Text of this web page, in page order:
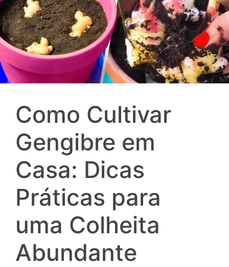
Como Cultivar
Gengibre em
Casa: Dicas
Práticas para
uma Colheita
Abundante